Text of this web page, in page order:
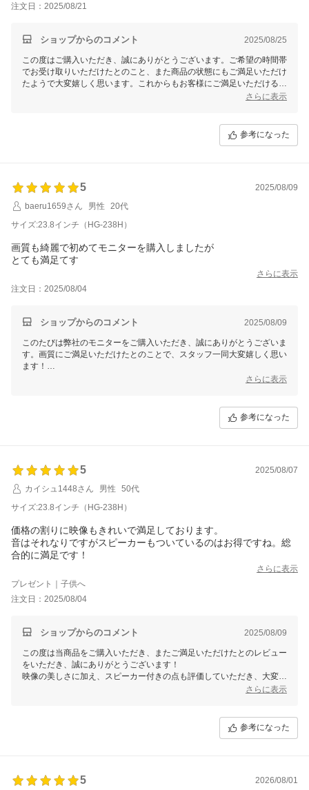
注文日：2025/08/21
ショップからのコメント 2025/08/25
この度はご購入いただき、誠にありがとうございます。ご希望の時間帯
でお受け取りいただけたとのこと、また商品の状態にもご満足いただけ
たようで大変嬉しく思います。これからもお客様にご満足いただけるよ
う努めてまいりますので、またのご利用を心よりお待ちしております。
さらに表示
参考になった
5
2025/08/09
baeru1659さん
男性
20代
サイズ:23.8インチ（HG-238H）
画質も綺麗で初めてモニターを購入しましたが
とても満足てす
さらに表示
注文日：2025/08/04
ショップからのコメント 2025/08/09
このたびは弊社のモニターをご購入いただき、誠にありがとうございま
す。画質にご満足いただけたとのことで、スタッフ一同大変嬉しく思い
ます！
初めてのモニター選びで弊社製品をお選びいただき、心より感謝申し上
ございましたら、いつでもお気軽にご連絡ください。またのご利用を心
さらに表示
参考になった
5
2025/08/07
カイシュ1448さん
男性
50代
サイズ:23.8インチ（HG-238H）
価格の割りに映像もきれいで満足しております。
音はそれなりですがスピーカーもついているのはお得ですね。総
合的に満足です！
さらに表示
プレゼント｜子供へ
注文日：2025/08/04
ショップからのコメント 2025/08/09
この度は当商品をご購入いただき、またご満足いただけたとのレビュー
をいただき、誠にありがとうございます！
映像の美しさに加え、スピーカー付きの点も評価していただき、大変う
れしく思います。今後もお客様にご満足いただける商品をお届けできる
さらに表示
参考になった
5 2026/08/01